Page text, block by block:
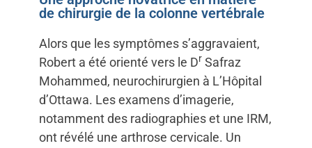
de chirurgie de la colonne vertébrale
Alors que les symptômes s’aggravaient,
Robert a été orienté vers le Dr Safraz
Mohammed, neurochirurgien à L’Hôpital
d’Ottawa. Les examens d’imagerie,
notamment des radiographies et une IRM,
ont révélé une arthrose cervicale. Un